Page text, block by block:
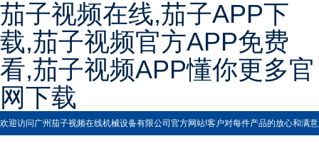
茄子视频在线,茄子APP下
载,茄子视频官方APP免费
看,茄子视频APP懂你更多官
网下载
欢迎访问广州茄子视频在线机械设备有限公司官方网站!客户对每件产品的放心和满意